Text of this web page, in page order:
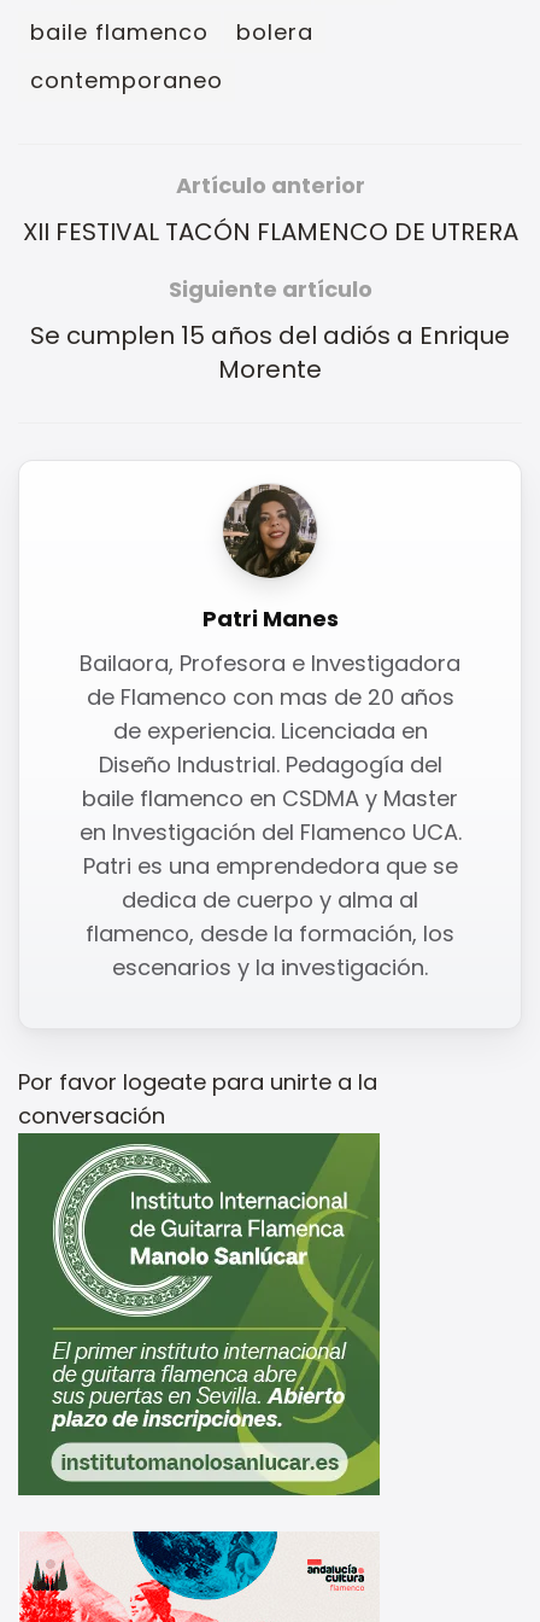
baile flamenco
bolera
contemporaneo
Artículo anterior
XII FESTIVAL TACÓN FLAMENCO DE UTRERA
Siguiente artículo
Se cumplen 15 años del adiós a Enrique
Morente
Patri Manes
Bailaora, Profesora e Investigadora
de Flamenco con mas de 20 años
de experiencia. Licenciada en
Diseño Industrial. Pedagogía del
baile flamenco en CSDMA y Master
en Investigación del Flamenco UCA.
Patri es una emprendedora que se
dedica de cuerpo y alma al
flamenco, desde la formación, los
escenarios y la investigación.
Por favor logeate para unirte a la
conversación